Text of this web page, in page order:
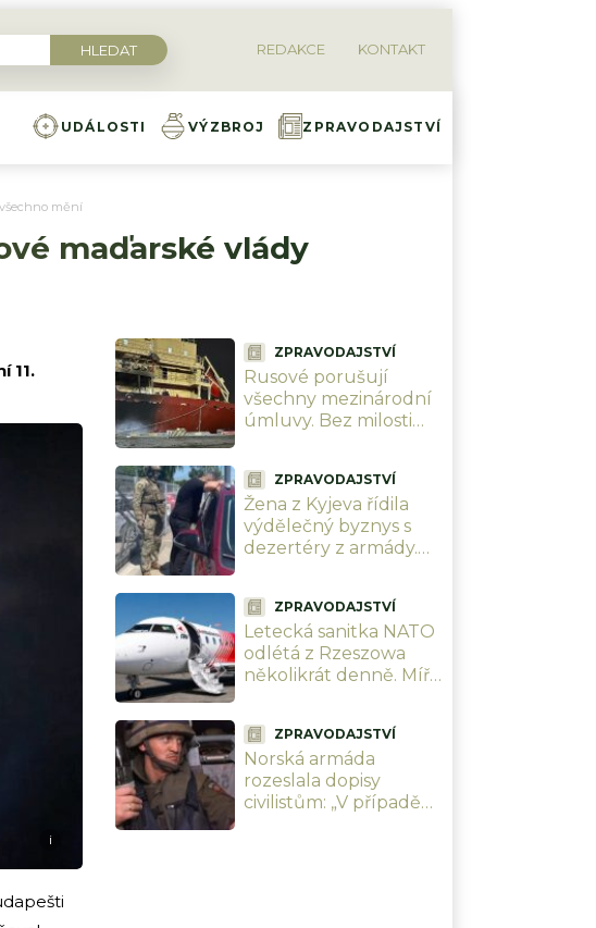
REDAKCE KONTAKT
UDÁLOSTI VÝZBROJ ZPRAVODAJSTVÍ
mění
maďarské vlády
11.
i
ZPRAVODAJSTVÍ
Rusové porušují
všechny mezinárodní
úmluvy. Bez milosti
sami sebe
ZPRAVODAJSTVÍ
Žena z Kyjeva řídila
výdělečný byznys s
dezertéry z armády.
policista
ZPRAVODAJSTVÍ
Letecká sanitka NATO
odlétá z Rzeszowa
několikrát denně. Míří
ZPRAVODAJSTVÍ
Norská armáda
rozeslala dopisy
civilistům: „V případě